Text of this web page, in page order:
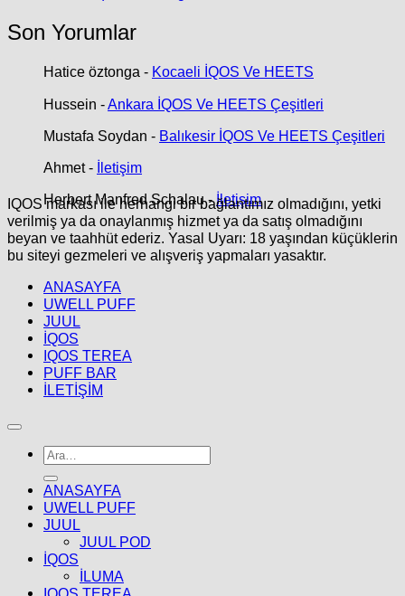
Son Yorumlar
Hatice öztonga - Kocaeli İQOS Ve HEETS
Hussein - Ankara İQOS Ve HEETS Çeşitleri
Mustafa Soydan - Balıkesir İQOS Ve HEETS Çeşitleri
Ahmet- İletişim
Herbert Manfred Schalau-İletişim
IQOS markası ile herhangi bir bağlantımız olmadığını, yetki
verilmiş ya da onaylanmış hizmet ya da satış olmadığını
beyan ve taahhüt ederiz. Yasal Uyarı: 18 yaşından küçüklerin
bu siteyi gezmeleri ve alışveriş yapmaları yasaktır.
ANASAYFA
UWELL PUFF
JUUL
İQOS
IQOS TEREA
PUFF BAR
İLETİŞİM
Ara:
ANASAYFA
UWELL PUFF
JUUL
JUUL POD
İQOS
İLUMA